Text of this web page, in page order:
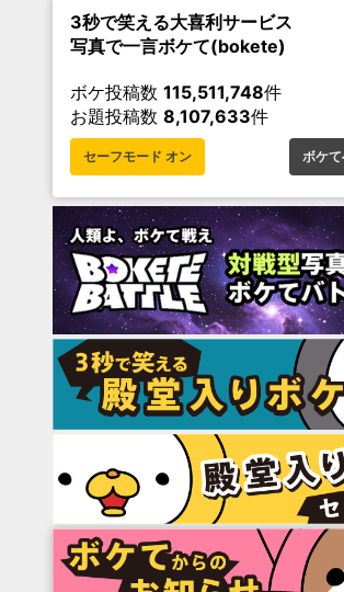
3秒で笑える大喜利サービス
写真で一言ボケて(bokete)
ボケ投稿数 115,511,748件
お題投稿数 8,107,633件
セーフモード オン ボケ